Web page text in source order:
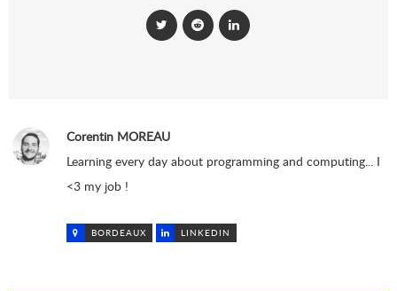
Corentin MOREAU
Learning every day about programming and computing... I
<3 my job !
BORDEAUX LINKEDIN